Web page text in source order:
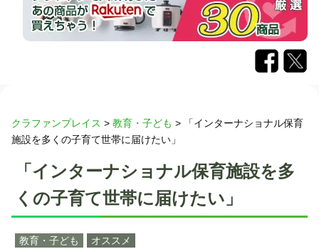
クラファンプレイス > 教育・子ども >
「インターナショナル保育
施設を多くの子育て世帯に届けたい」
「インターナショナル保育施設を多
くの子育て世帯に届けたい」
教育・子ども オススメ